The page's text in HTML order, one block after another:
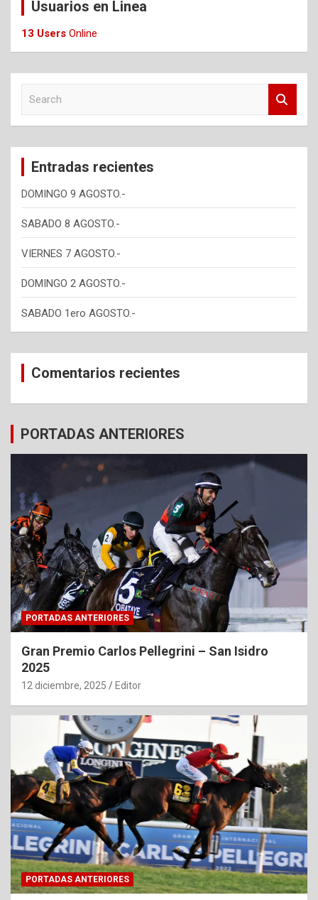
Usuarios en Linea
13 Users Online
c
Entradas recientes
DOMINGO 9 AGOSTO.-
SABADO 8 AGOSTO.-
VIERNES 7 AGOSTO.-
DOMINGO 2 AGOSTO.-
SABADO 1ero AGOSTO.-
Comentarios recientes
PORTADAS ANTERIORES
PORTADAS ANTERIORES
Gran Premio Carlos Pellegrini – San Isidro
2025
12 diciembre, 2025 Editor
PORTADAS ANTERIORES